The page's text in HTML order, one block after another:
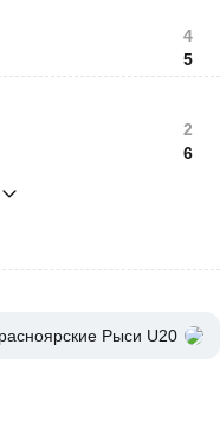
4
5
2
6
Рыси U20